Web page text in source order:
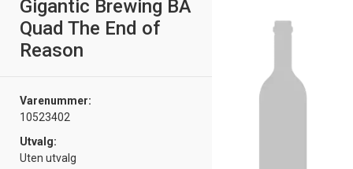
Gigantic Brewing BA
Quad The End of
Reason
Varenummer:
10523402
Utvalg:
Uten utvalg